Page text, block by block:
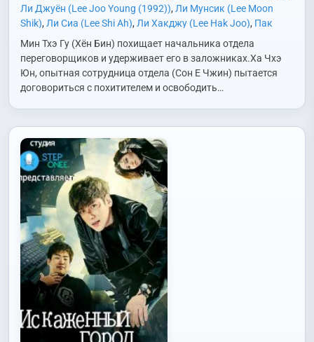
Ли Джуён (Lee Joo Young (1992)), Ли Мунсик (Lee Moon
Shik), Ли Сиа (Lee Shi Ah), Ли Хакджу (Lee Hak Joo), Пак
Сонгын (Park Sung Geun)
Сон Еджин (Son Ye Jin)
,Хён Бин
(Hyun Bin)
Чан Гван (Jang Gwang),
Чан Ённам (Jang Young
Чо Ёнджин (Jo Young Jin)
Чон Ингём (Jung In
Gyeom)
Byung Mo),Ю Ёнсу (Yoo Yeon Soo)
Мин Тхэ Гу (Хён Бин) похищает начальника отдела
переговорщиков и удерживает его в заложниках.Ха Чхэ
Юн, опытная сотрудница отдела (Сон Е Чжин) пытается
договориться с похитителем и освободить…